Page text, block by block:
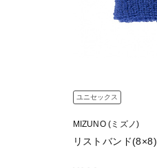
ユニセックス
MIZUNO (ミズノ)
リストバンド(8×8)